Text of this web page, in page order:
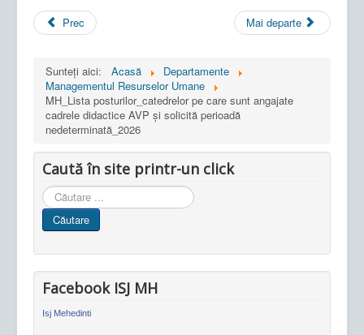
Prec Mai departe
Sunteți aici: Acasă
Departamente
Managementul Resurselor Umane
MH_Lista posturilor_catedrelor pe care sunt angajate
cadrele didactice AVP și solicită perioadă
nedeterminată_2026
Caută în site printr-un click
Cauta
in
site
Căutare
Facebook ISJ MH
Isj Mehedinti